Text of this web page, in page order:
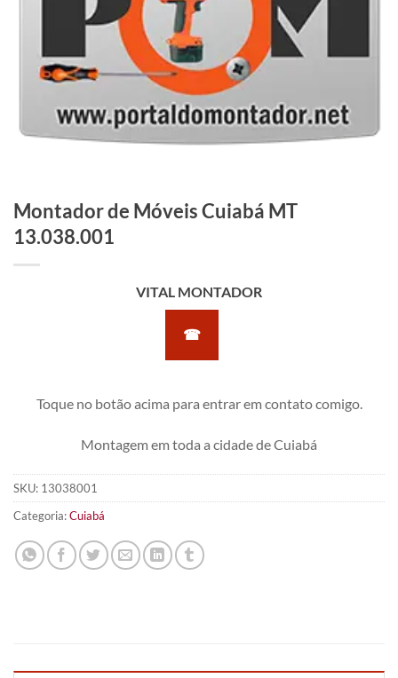
Montador de Móveis Cuiabá MT
13.038.001
VITAL MONTADOR
☎
Toque no botão acima para entrar em contato comigo.
Montagem em toda a cidade de Cuiabá
SKU: 13038001
Categoria:Cuiabá